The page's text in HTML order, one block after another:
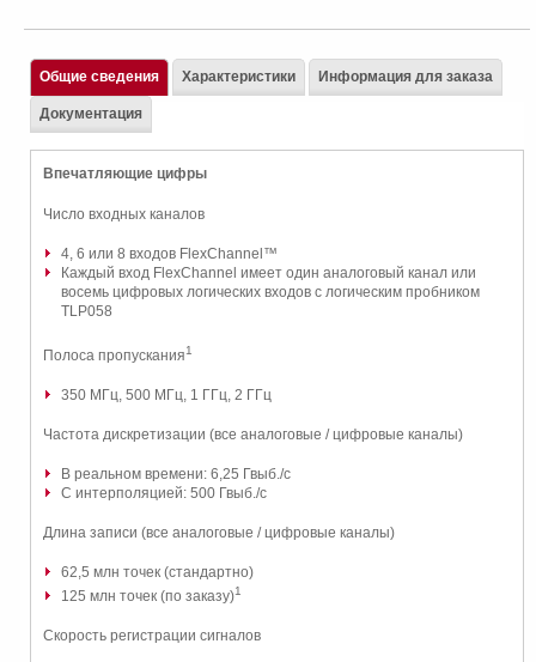
Общие сведения
Впечатляющие цифры
Число входных каналов
4, 6 или 8 входов FlexChannel™
Каждый вход FlexChannel имеет один аналоговый канал или
восемь цифровых логических входов с логическим пробником
TLP058
Полоса пропускания1
350 МГц, 500 МГц, 1 ГГц, 2 ГГц
Частота дискретизации (все аналоговые / цифровые каналы)
В реальном времени: 6,25 Гвыб./с
С интерполяцией: 500 Гвыб./с
Длина записи (все аналоговые / цифровые каналы)
62,5 млн точек (стандартно)
125 млн точек (по заказу)1
Скорость регистрации сигналов
Характеристики Информация для заказа
Документация